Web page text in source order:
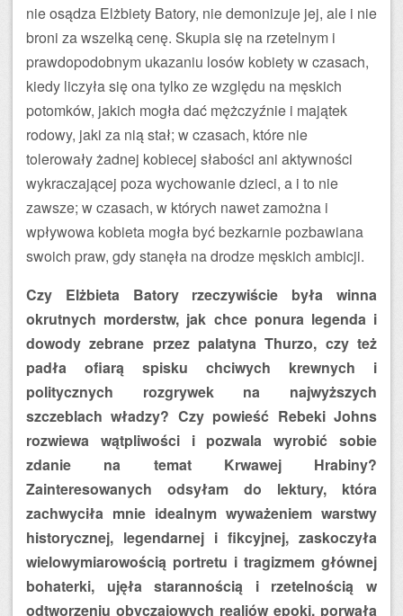
nie osądza Elżbiety Batory, nie demonizuje jej, ale i nie
broni za wszelką cenę. Skupia się na rzetelnym i
prawdopodobnym ukazaniu losów kobiety w czasach,
kiedy liczyła się ona tylko ze względu na męskich
potomków, jakich mogła dać mężczyźnie i majątek
rodowy, jaki za nią stał; w czasach, które nie
tolerowały żadnej kobiecej słabości ani aktywności
wykraczającej poza wychowanie dzieci, a i to nie
zawsze; w czasach, w których nawet zamożna i
wpływowa kobieta mogła być bezkarnie pozbawiana
swoich praw, gdy stanęła na drodze męskich ambicji.
Czy Elżbieta Batory rzeczywiście była winna
okrutnych morderstw, jak chce ponura legenda i
dowody zebrane przez palatyna Thurzo, czy też
padła ofiarą spisku chciwych krewnych i
politycznych rozgrywek na najwyższych
szczeblach władzy? Czy powieść Rebeki Johns
rozwiewa wątpliwości i pozwala wyrobić sobie
zdanie na temat Krwawej Hrabiny?
Zainteresowanych odsyłam do lektury, która
zachwyciła mnie idealnym wyważeniem warstwy
historycznej, legendarnej i fikcyjnej, zaskoczyła
wielowymiarowością portretu i tragizmem głównej
bohaterki, ujęła starannością i rzetelnością w
odtworzeniu obyczajowych realiów epoki, porwała